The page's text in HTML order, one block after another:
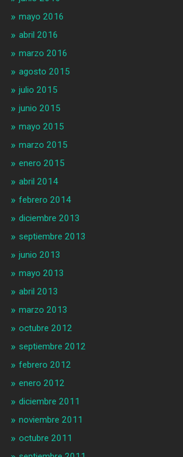
mayo 2016
abril 2016
marzo 2016
agosto 2015
julio 2015
junio 2015
mayo 2015
marzo 2015
enero 2015
abril 2014
febrero 2014
diciembre 2013
septiembre 2013
junio 2013
mayo 2013
abril 2013
marzo 2013
octubre 2012
septiembre 2012
febrero 2012
enero 2012
diciembre 2011
noviembre 2011
octubre 2011